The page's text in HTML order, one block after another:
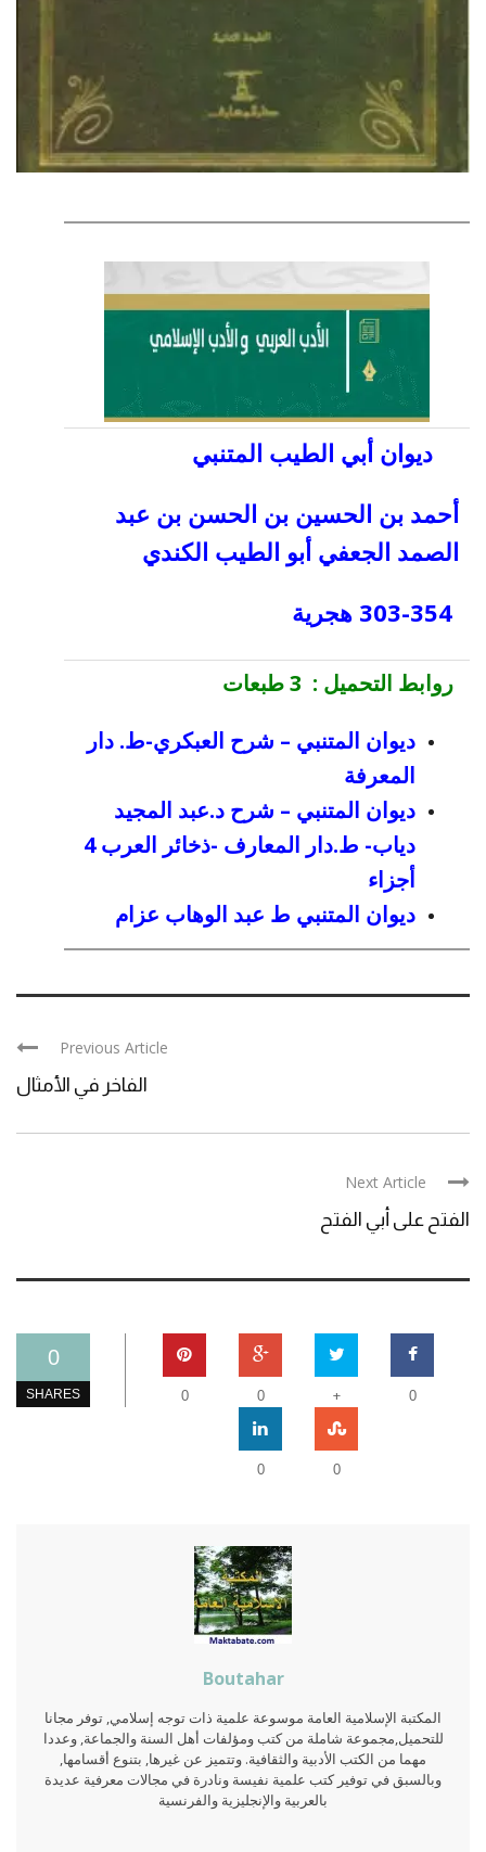
ديوان أبي الطيب المتنبي
أحمد بن الحسين بن الحسن بن عبد
الصمد الجعفي أبو الطيب الكندي
روابط التحميل : 3 طبعات
ديوان المتنبي – شرح العبكري-ط. دار
المعرفة
ديوان المتنبي – شرح د.عبد المجيد
دياب- ط.دار المعارف -ذخائر العرب 4
أجزاء
ديوان المتنبي ط عبد الوهاب عزام
Previous Article
الفاخر في الأمثال
Next Article
الفتح على أبي الفتح
0
SHARES 0
+
0
0
0
0
Boutahar
المكتبة الإسلامية العامة موسوعة علمية ذات توجه إسلامي, توفر مجانا
للتحميل,مجموعة شاملة من كتب ومؤلفات أهل السنة والجماعة, وعددا
مهما من الكتب الأدبية والثقافية. وتتميز عن غيرها, بتنوع أقسامها,
وبالسبق في توفير كتب علمية نفيسة ونادرة في مجالات معرفية عديدة
بالعربية والإنجليزية والفرنسية